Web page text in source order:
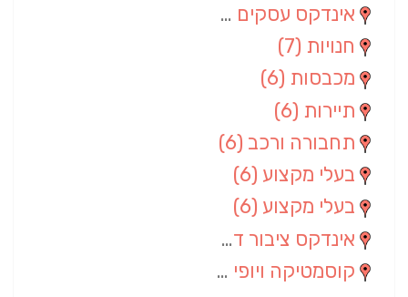
אינדקס עסקים ארצי
חנויות (7)
מכבסות (6)
תיירות (6)
תחבורה ורכב (6)
בעלי מקצוע (6)
בעלי מקצוע (6)
אינדקס ציבור דתי
קוסמטיקה ויופי (4)